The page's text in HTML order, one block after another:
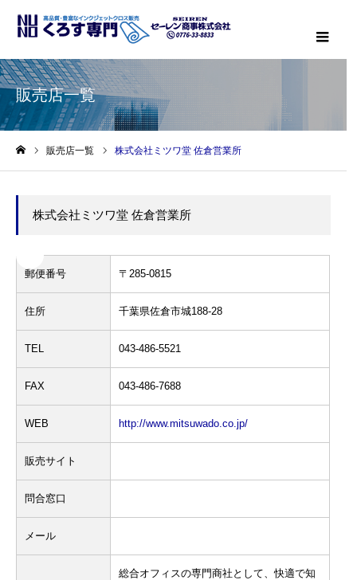
販売店一覧
販売店一覧 株式会社ミツワ堂 佐倉営業所
株式会社ミツワ堂 佐倉営業所
郵便番号 〒285-0815
住所 千葉県佐倉市城188-28
TEL 043-486-5521
FAX 043-486-7688
WEB http://www.mitsuwado.co.jp/
販売サイト
問合窓口
メール
総合オフィスの専門商社として、快適で知